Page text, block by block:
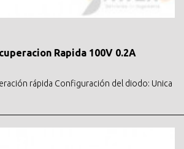
Rapida 100V 0.2A
rápida Configuración del diodo: Unica